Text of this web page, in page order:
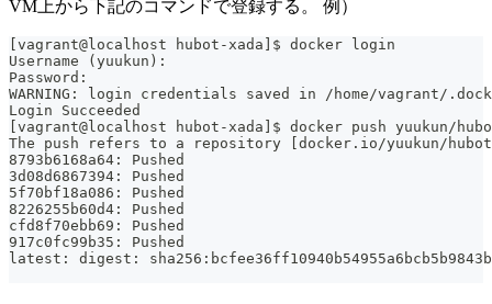
VM上から下記のコマンドで登録する。 例）
[vagrant@localhost hubot-xada]$ docker login
Username (yuukun):
Password:
WARNING: login credentials saved in /home/vagrant/
Login Succeeded
[vagrant@localhost hubot-xada]$ docker push yuukun/
The push refers to a repository [docker.io/yuukun/
8793b6168a64: Pushed
3d08d6867394: Pushed
5f70bf18a086: Pushed
8226255b60d4: Pushed
cfd8f70ebb69: Pushed
917c0fc99b35: Pushed
latest: digest: